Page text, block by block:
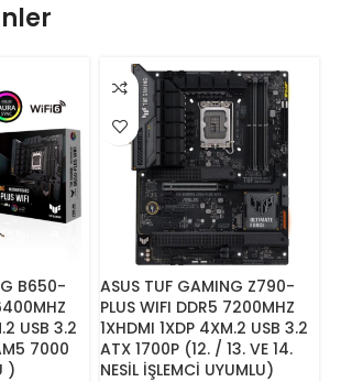
B650-
USB 3.2
7000
)
ASUS TUF GAMING Z790-
PLUS WIFI DDR5 7200MHZ
1XHDMI 1XDP 4XM.2 USB 3.2
ATX 1700P (12. / 13. VE 14.
NESİL İŞLEMCİ UYUMLU)